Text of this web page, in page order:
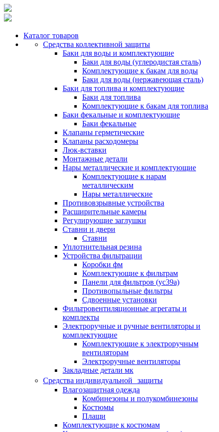
Каталог товаров
Средства коллективной защиты
Баки для воды и комплектующие
Баки для воды (углеродистая сталь)
Комплектующие к бакам для воды
Баки для воды (нержавеющая сталь)
Баки для топлива и комплектующие
Баки для топлива
Комплектующие к бакам для топлива
Баки фекальные и комплектующие
Баки фекальные
Клапаны герметические
Клапаны расходомеры
Люк-вставки
Монтажные детали
Нары металлические и комплектующие
Комплектующие к нарам
металлическим
Нары металлические
Противовзрывные устройства
Расширительные камеры
Регулирующие заглушки
Ставни и двери
Ставни
Уплотнительная резина
Устройства фильтрации
Коробки фм
Комплектующие к фильтрам
Панели для фильтров (ус39а)
Противопыльные фильтры
Сдвоенные установки
Фильтровентиляционные агрегаты и
комплекты
Электроручные и ручные вентиляторы и
комплектующие
Комплектующие к электроручным
вентиляторам
Электроручные вентиляторы
Закладные детали мк
Средства индивидуальной защиты
Влагозащитная одежда
Комбинезоны и полукомбинезоны
Костюмы
Плащи
Комплектующие к костюмам